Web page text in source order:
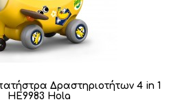
Δραστηριοτήτων 4 in 1
HE9983 Hola